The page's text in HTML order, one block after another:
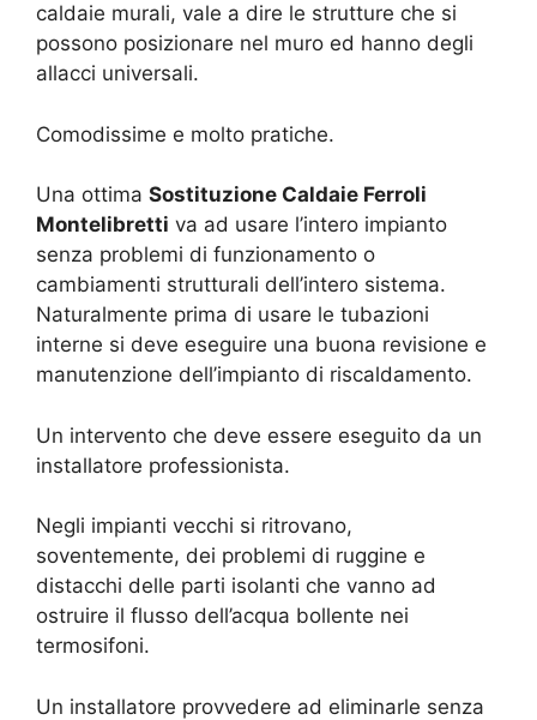
caldaie murali, vale a dire le strutture che si
possono posizionare nel muro ed hanno degli
allacci universali.
Comodissime e molto pratiche.
Una ottima Sostituzione Caldaie Ferroli
Montelibretti va ad usare l’intero impianto
senza problemi di funzionamento o
cambiamenti strutturali dell’intero sistema.
Naturalmente prima di usare le tubazioni
interne si deve eseguire una buona revisione e
manutenzione dell’impianto di riscaldamento.
Un intervento che deve essere eseguito da un
installatore professionista.
Negli impianti vecchi si ritrovano,
soventemente, dei problemi di ruggine e
distacchi delle parti isolanti che vanno ad
ostruire il flusso dell’acqua bollente nei
termosifoni.
Un installatore provvedere ad eliminarle senza